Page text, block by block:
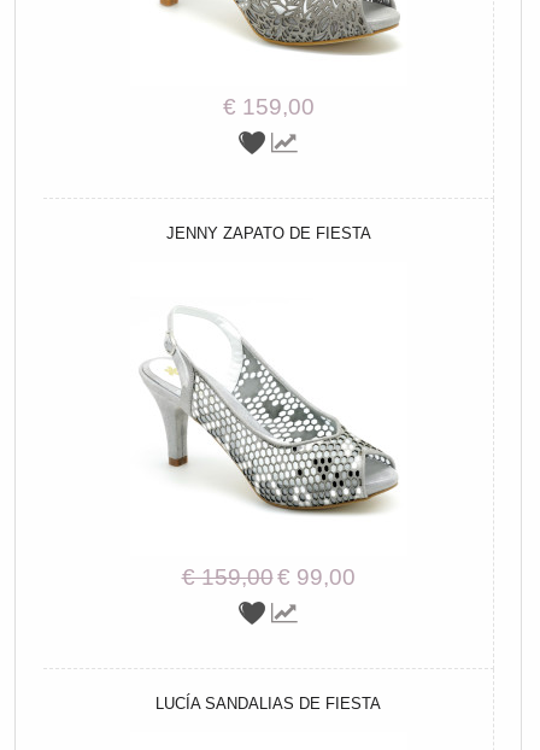
€ 159,00
JENNY ZAPATO DE FIESTA
€ 159,00€ 99,00
LUCÍA SANDALIAS DE FIESTA